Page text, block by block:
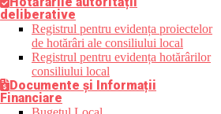
deliberative
Registrul pentru evidența proiectelor
de hotărâri ale consiliului local
Registrul pentru evidența hotărârilor
consiliului local
Documente și Informații
Financiare